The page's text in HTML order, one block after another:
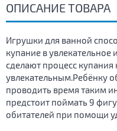
ОПИСАНИЕ ТОВАРА
Игрушки для ванной
купание в
сделают процесс
увлекательным.Ребёнку
проводить время таким
предстоит поймать 9
обитателей при помощи